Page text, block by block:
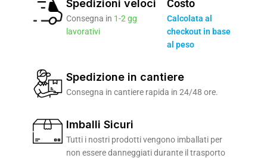
Spedizioni veloci
Consegna in 1-2 gg
lavorativi
Costo
Calcolata al
checkout in base
al peso
Spedizione in cantiere
Consegna in cantiere rapida in 24/48 ore.
Imballi Sicuri
Tutti i nostri prodotti vengono imballati per
non essere danneggiati durante il trasporto